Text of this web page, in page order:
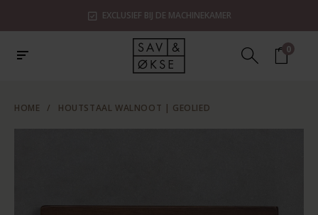
EXCLUSIEF BIJ DE MACHINEKAMER
0
HOME / HOUTSTAAL WALNOOT | GEOLIED